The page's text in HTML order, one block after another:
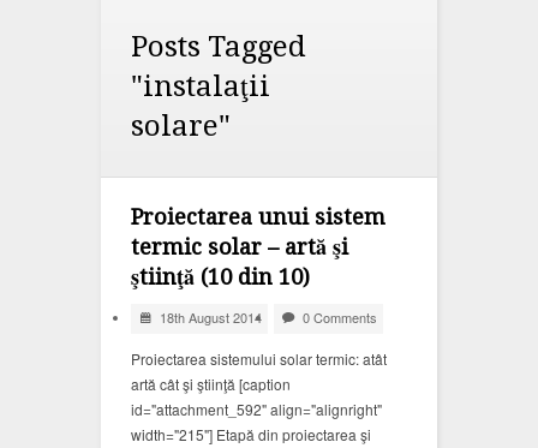
Posts Tagged
"instalaţii
solare"
Proiectarea unui sistem
termic solar – artă şi
ştiinţă (10 din 10)
18th August 2014 0 Comments
Proiectarea sistemului solar termic: atât
artă cât şi ştiinţă [caption
id="attachment_592" align="alignright"
width="215"] Etapă din proiectarea şi